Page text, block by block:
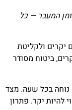
המעבר — כל
יקרים ולקליטת
ביטוח מסודר
בכל שעה. מצד
להיות יקר. פתרון